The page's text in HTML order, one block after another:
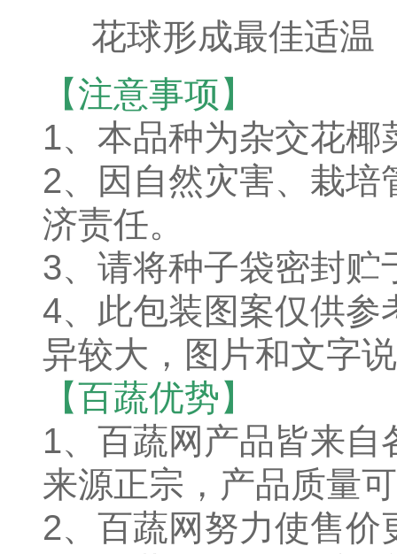
花球形成最佳适
【注意事项】
1、本品种为杂交花
2、因自然灾害、栽
济责任。
3、请将种子袋密封贮
4、此包装图案仅供
异较大，图片和文字
【百蔬优势】
1、百蔬网产品皆来
来源正宗，产品质量
2、百蔬网努力使售